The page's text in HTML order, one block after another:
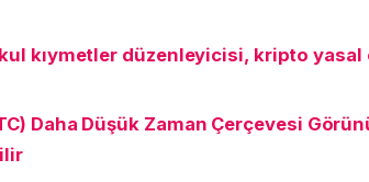
kıymetler düzenleyicisi, kripto
Daha Düşük Zaman Çerçevesi